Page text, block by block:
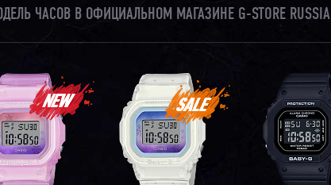
ЧАСОВ В ОФИЦИАЛЬНОМ МАГАЗИНЕ G-STORE RUSSIA